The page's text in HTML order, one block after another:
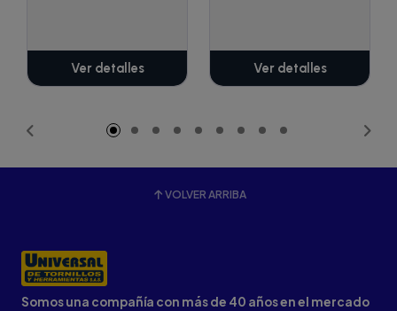
Ver detalles Ver detalles
VOLVER ARRIBA
Somos una compañía con más de 40 años en el mercado